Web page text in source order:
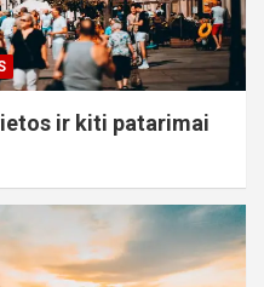
ir kiti patarimai